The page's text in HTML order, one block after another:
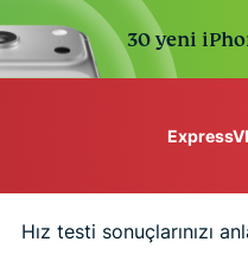
30 yeni
VPN protection for
Hız testi sonuçlarınızı